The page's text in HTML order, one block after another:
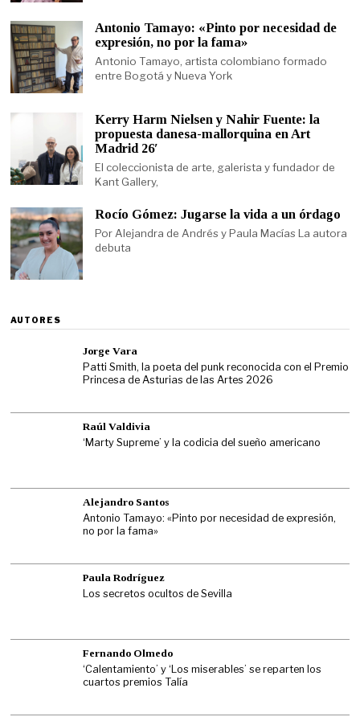
Antonio Tamayo: «Pinto por necesidad de
expresión, no por la fama»
Antonio Tamayo, artista colombiano formado
entre Bogotá y Nueva York
Kerry Harm Nielsen y Nahir Fuente: la
propuesta danesa-mallorquina en Art
Madrid 26′
El coleccionista de arte, galerista y fundador de
Kant Gallery,
Rocío Gómez: Jugarse la vida a un órdago
Por Alejandra de Andrés y Paula Macías La autora
debuta
AUTORES
Jorge Vara
Patti Smith, la poeta del punk reconocida con el Premio
Princesa de Asturias de las Artes 2026
Raúl Valdivia
‘Marty Supreme’ y la codicia del sueño americano
Alejandro Santos
Antonio Tamayo: «Pinto por necesidad de expresión,
no por la fama»
Paula Rodríguez
Los secretos ocultos de Sevilla
Fernando Olmedo
‘Calentamiento’ y ‘Los miserables’ se reparten los
cuartos premios Talía